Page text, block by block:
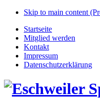
Skip to main content
Startseite
Mitglied werden
Kontakt
Impressum
Datenschutzerklärung